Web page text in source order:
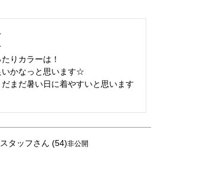
りカラーは！
いかなっと思います☆
まだ暑い日に着やすいと思います
タッフ 54 非公開